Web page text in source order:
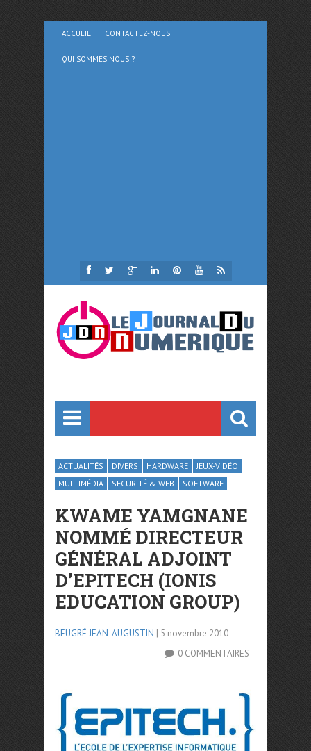
ACCUEIL CONTACTEZ-NOUS
QUI SOMMES NOUS ?
ACTUALITÉS DIVERS HARDWARE
JEUX-VIDÉO
MULTIMÉDIA
SECURITÉ & WEB SOFTWARE
KWAME YAMGNANE
NOMMÉ DIRECTEUR
GÉNÉRAL ADJOINT
D’EPITECH (IONIS
EDUCATION GROUP)
BEUGRÉ JEAN-AUGUSTIN | 5 novembre 2010
0 COMMENTAIRES